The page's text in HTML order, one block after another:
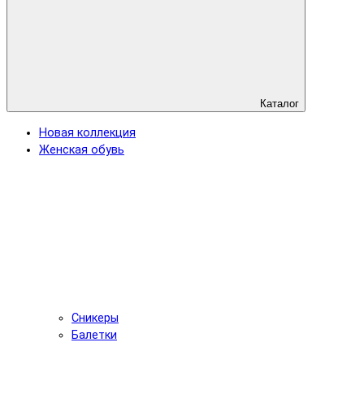
Каталог
Новая коллекция
Женская обувь
Сникеры
Балетки